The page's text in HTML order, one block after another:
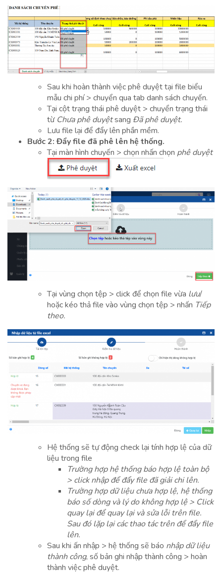
Sau khi hoàn thành việc phê duyệt tại file biểu
mẫu chi phí > chuyển qua tab danh sách chuyến.
Tại cột trạng thái phê duyệt > chuyển trạng thái
từ Chưa phê duyệtsang Đã phê duyệt.
Lưu file lại để đẩy lên phần mềm.
Bước 2: Đẩy file đã phê lên hệ thống.
Tại màn hình chuyến > chọn nhấn chọn phê duyệt
Tại vùng chọn tệp > click để chọn file vừa lưu/
hoặc kéo thả file vào vùng chọn tệp > nhấn Tiếp
theo.
Hệ thống sẽ tự động check lại tính hợp lệ của dữ
liệu trong file
Trường hợp hệ thống báo hợp lệ toàn bộ
> click nhập để đẩy file đã giải chi lên.
Trường hợp dữ liệu chưa hợp lệ, hệ thống
báo số dòng và lý do không hợp lệ > Click
quay lại để quay lại và sửa lỗi trên file.
Sau đó lặp lại các thao tác trên để đẩy file
lên.
Sau khi ấn nhập > hệ thống sẽ báo nhập dữ liệu
thành công, số bản ghi nhập thành công > hoàn
thành việc phê duyệt.